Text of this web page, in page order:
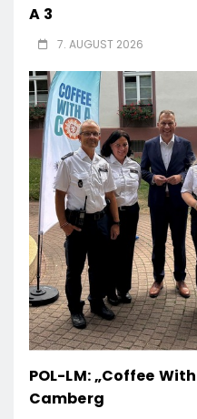
A 3
7. AUGUST 2026
POL-LM: „Coffee
Camberg